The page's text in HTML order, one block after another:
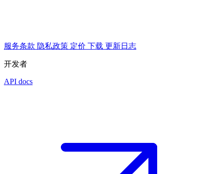
服务条款 隐私政策 定价 下载 更新日志
开发者
API docs